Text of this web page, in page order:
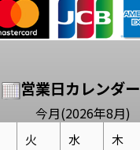
営業日カレンダー
今月(2026年8月)
火 水 木